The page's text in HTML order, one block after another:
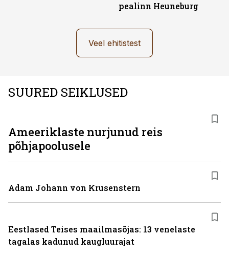
pealinn Heuneburg
Veel ehitistest
SUURED SEIKLUSED
Ameeriklaste nurjunud reis
põhjapoolusele
Adam Johann von Krusenstern
Eestlased Teises maailmasõjas: 13 venelaste
tagalas kadunud kaugluurajat